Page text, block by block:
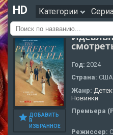
HD Категории
ДОБАВИТЬ
В
ИЗБРАННОЕ
Год: 2024
Страна: США
Жанр:
Новинки
Премьера
Режиссер: